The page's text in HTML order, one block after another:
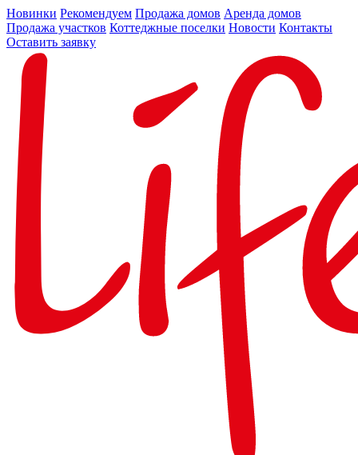
Новинки Рекомендуем Продажа домов Аренда домов
Продажа участков Коттеджные поселки Новости Контакты
Оставить заявку